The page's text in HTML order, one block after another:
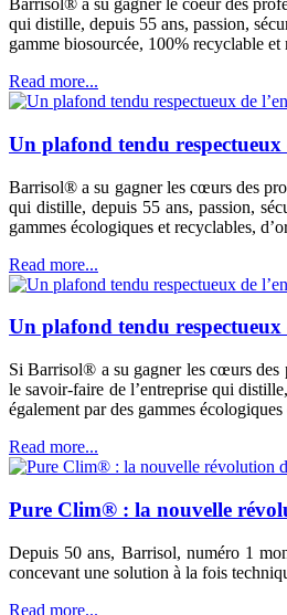
Barrisol® a su gagner le coeur des
qui distille, depuis 55 ans, passion,
gamme biosourcée, 100% recyclable
Read more...
Un plafond tendu respectueux
Barrisol® a su gagner les cœurs des
qui distille, depuis 55 ans, passion,
gammes écologiques et recyclables,
Read more...
Un plafond tendu respectueux
Si Barrisol® a su gagner les cœurs des
le savoir-faire de l’entreprise qui
également par des gammes
Read more...
Pure Clim® : la nouvelle
Depuis 50 ans, Barrisol, numéro 1
concevant une solution à la fois
Read more...